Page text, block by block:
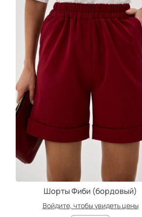
Шорты Фиби (бордовый)
Войдите, чтобы увидеть цены